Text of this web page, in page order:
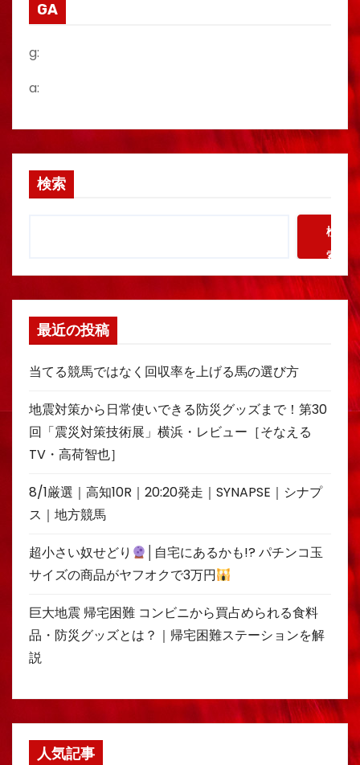
GA
g:
a:
検索
検
索
最近の投稿
当てる競馬ではなく回収率を上げる馬の選び方
地震対策から日常使いできる防災グッズまで！第30
回「震災対策技術展」横浜・レビュー［そなえる
TV・高荷智也］
8/1厳選｜高知10R｜20:20発走｜SYNAPSE｜シナプ
ス｜地方競馬
超小さい奴せどり
│自宅にあるかも!? パチンコ玉
サイズの商品がヤフオクで3万円
巨大地震 帰宅困難 コンビニから買占められる食料
品・防災グッズとは？｜帰宅困難ステーションを解
説
人気記事